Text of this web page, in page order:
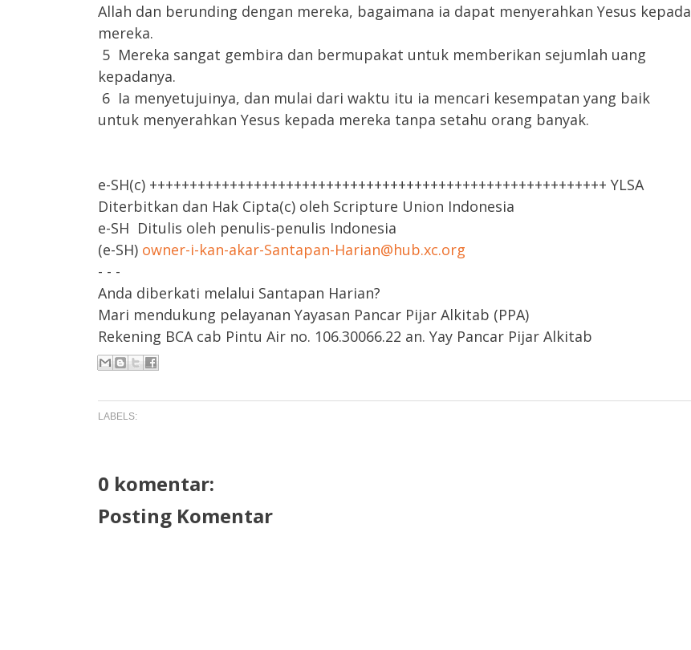
Allah dan berunding dengan mereka, bagaimana ia dapat menyerahkan Yesus kepada
mereka.
5 Mereka sangat gembira dan bermupakat untuk memberikan sejumlah uang
kepadanya.
6 Ia menyetujuinya, dan mulai dari waktu itu ia mencari kesempatan yang baik
untuk menyerahkan Yesus kepada mereka tanpa setahu orang banyak.
e-SH(c) +++++++++++++++++++++++++++++++++++++++++++++++++++++++++ YLSA
Diterbitkan dan Hak Cipta(c) oleh Scripture Union Indonesia
e-SH Ditulis oleh penulis-penulis Indonesia
(e-SH) owner-i-kan-akar-Santapan-Harian@hub.xc.org
- - -
Anda diberkati melalui Santapan Harian?
Mari mendukung pelayanan Yayasan Pancar Pijar Alkitab (PPA)
Rekening BCA cab Pintu Air no. 106.30066.22 an. Yay Pancar Pijar Alkitab
LABELS:
0 komentar:
Posting Komentar